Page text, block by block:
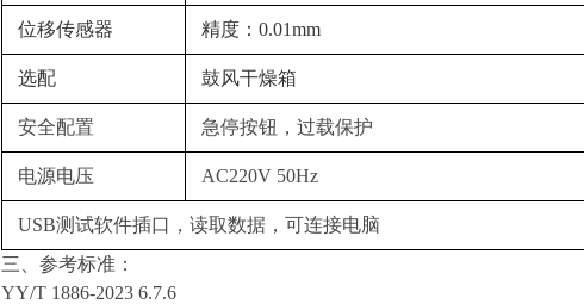
位移传感器 精度： 0.01mm
选配 鼓风干燥箱
安全配置 急停按钮，过载保护
电源电压 AC220V 50Hz
USB测试软件插口，读取数据，可连接电脑
三、 参考标准：
YY/T 1886-2023 6.7.6